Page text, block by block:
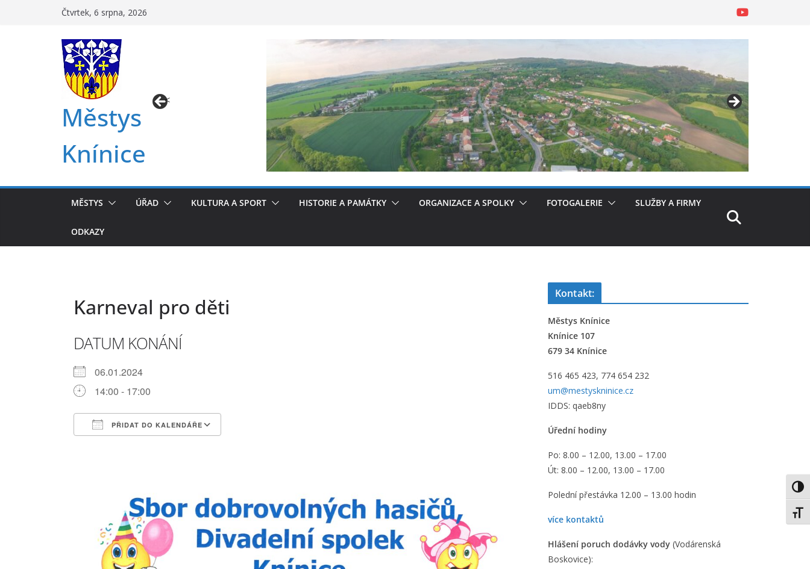
Čtvrtek, 6 srpna, 2026
Městys
Knínice
<
MĚSTYS ÚŘAD KULTURA A SPORT HISTORIE A PAMÁTKY ORGANIZACE A SPOLKY FOTOGALERIE SLUŽBY A FIRMY
ODKAZY
Karneval pro děti
DATUM KONÁNÍ
06.01.2024
14:00 - 17:00
PŘIDAT DO KALENDÁŘE
Kontakt:
Městys Knínice
Knínice 107
679 34 Knínice
516 465 423, 774 654 232
um@mestyskninice.cz
IDDS: qaeb8ny
Úřední hodiny
Po: 8.00 – 12.00, 13.00 – 17.00
Út: 8.00 – 12.00, 13.00 – 17.00
Polední přestávka 12.00 – 13.00 hodin
více kontaktů
Hlášení poruch dodávky vody (Vodárenská
Boskovice):